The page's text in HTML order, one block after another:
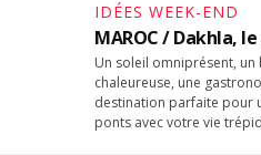
IDÉES WEEK-END
MAROC / Dakhla,
Un soleil omniprésent,
chaleureuse, une
destination parfaite pour
ponts avec votre vie